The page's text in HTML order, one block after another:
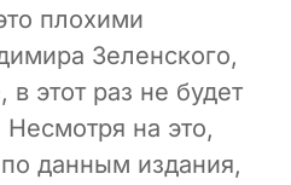
плохими
Зеленского,
этот раз не будет
на это,
данным издания,